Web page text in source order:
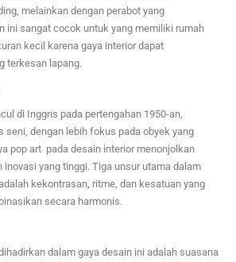
melainkan dengan perabot yang
ini sangat cocok untuk yang memiliki rumah
kecil karena gaya interior dapat
terkesan lapang.
di Inggris pada pertengahan 1950-an,
seni, dengan lebih fokus pada obyek yang
pop art pada desain interior menonjolkan
inovasi yang tinggi. Tiga unsur utama dalam
kekontrasan, ritme, dan kesatuan yang
secara harmonis.
dalam gaya desain ini adalah suasana